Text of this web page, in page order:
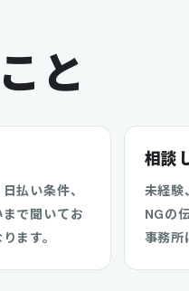
と
払い条件、
で聞いてお
ます。
相談
未経験
NGの
事務所